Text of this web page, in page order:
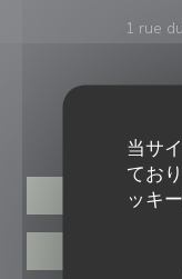
当サ
てお
ッキ
1 rue